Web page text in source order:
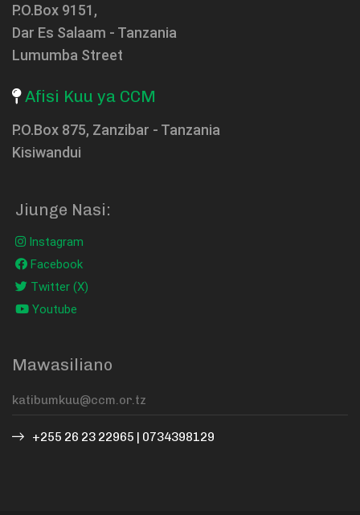
P.O.Box 9151,
Dar Es Salaam - Tanzania
Lumumba Street
Afisi Kuu ya CCM
P.O.Box 875, Zanzibar - Tanzania
Kisiwandui
Jiunge Nasi:
Instagram
Facebook
Twitter (X)
Youtube
Mawasiliano
+255 26 23 22965 | 0734398129